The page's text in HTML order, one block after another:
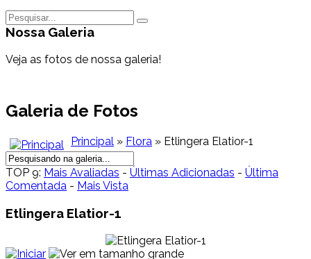
Nossa Galeria
Veja as fotos de nossa galeria!
Galeria de Fotos
Principal » Flora » Etlingera Elatior-1
TOP 9: Mais Avaliadas - Últimas Adicionadas - Última
Comentada - Mais Vista
Etlingera Elatior-1